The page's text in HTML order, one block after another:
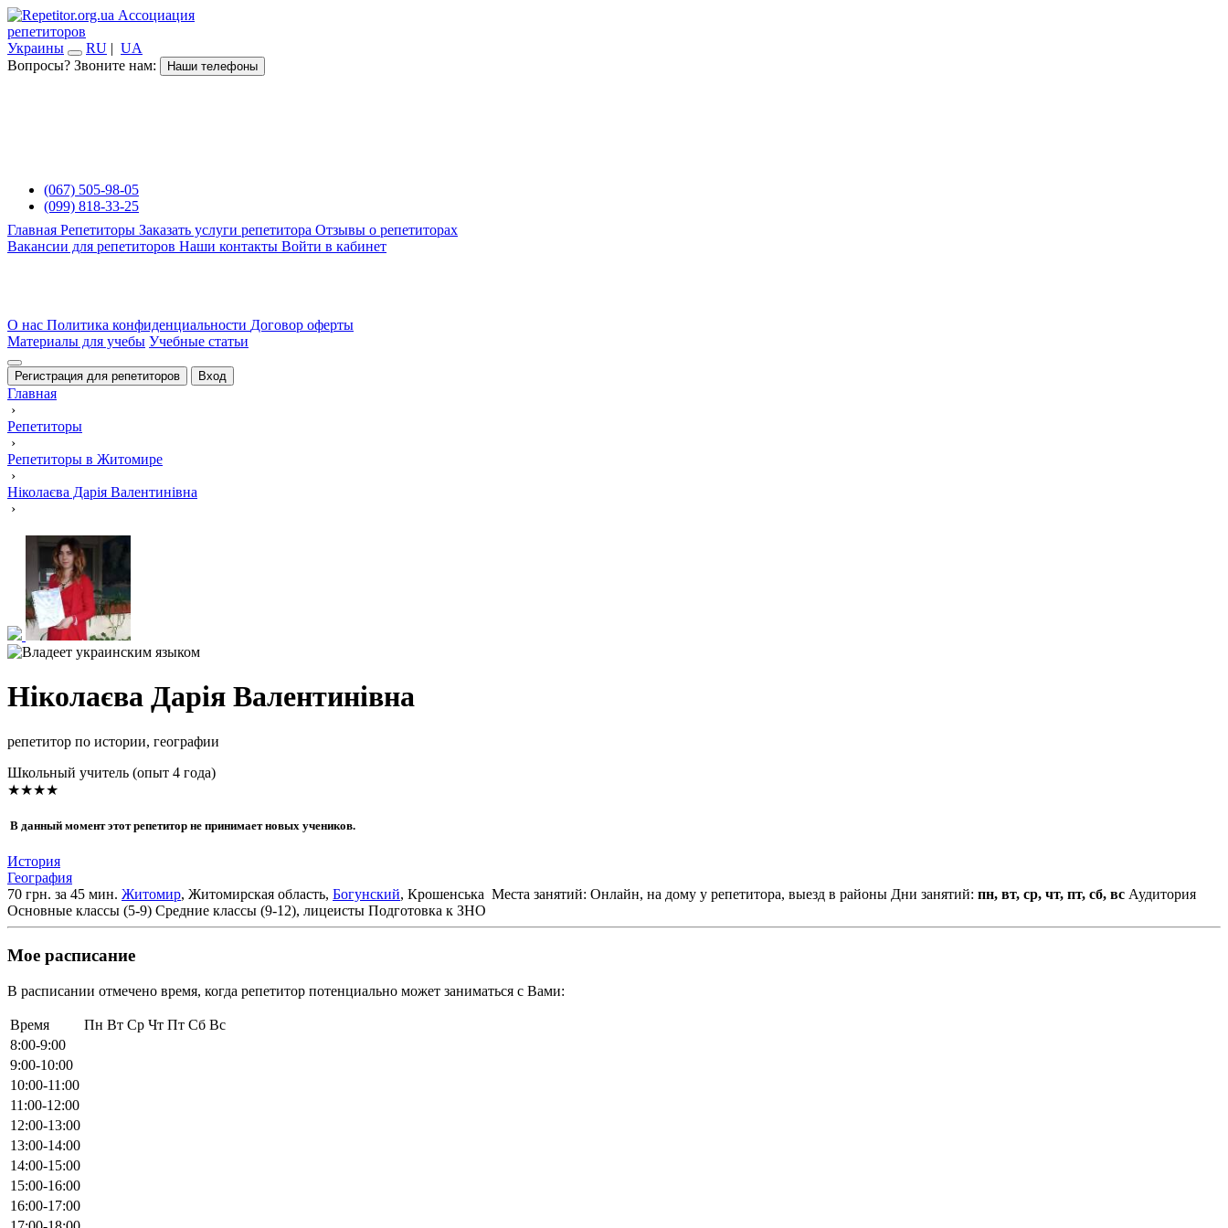
Ассоциация
репетиторов
Украины
RU | UA
Вопросы? Звоните нам:
Наши телефоны
(067) 505-98-05
(099) 818-33-25
Главная Репетиторы Заказать услуги репетитора Отзывы о репетиторах
Вакансии для репетиторов Наши контакты Войти в кабинет
О нас Политика конфиденциальности Договор оферты
Материалы для учебы Учебные статьи
Регистрация для репетиторов Вход
Главная
›
Репетиторы
›
Репетиторы в Житомире
›
Ніколаєва Дарія Валентинівна
›
Ніколаєва Дарія Валентинівна
репетитор по истории, географии
Школьный учитель (опыт 4 года)
★★★★
В данный момент этот репетитор не принимает новых учеников.
История
География
70 грн. за 45 мин. Житомир, Житомирская область, Богунский, Крошенська Места занятий: Онлайн, на дому у репетитора, выезд в районы Дни занятий: пн, вт, ср, чт, пт, сб, вс Аудитория
Основные классы (5-9) Средние классы (9-12), лицеисты Подготовка к ЗНО
Мое расписание
В расписании отмечено время, когда репетитор потенциально может заниматься с Вами:
Время Пн Вт Ср Чт Пт Сб Вс
8:00-9:00
9:00-10:00
10:00-11:00
11:00-12:00
12:00-13:00
13:00-14:00
14:00-15:00
15:00-16:00
16:00-17:00